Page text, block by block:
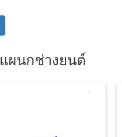
แผนกช่างยนต์